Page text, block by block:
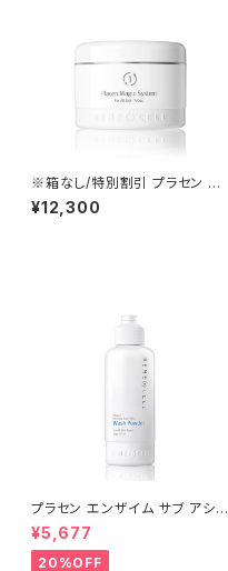
※箱なし/特別割引 プラセン マ
ジックシステム1 | 200ml Plac
en Magic System 1【Rene-
¥12,300
プラセン エンザイム サブ アシッ
ド ウォッシュパウダー 80g |Pla
cen Enzyme Sub-Acid Was
h Powder│毛穴ケア・低刺激・
¥5,677
20%OFF